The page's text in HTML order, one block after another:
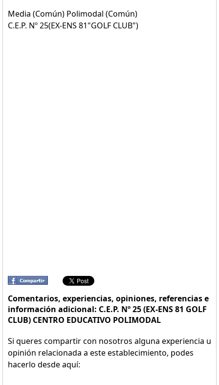
Media (Común) Polimodal (Común)
C.E.P. Nº 25(EX-ENS 81"GOLF CLUB")
Comentarios, experiencias, opiniones, referencias e
información adicional: C.E.P. Nº 25 (EX-ENS 81 GOLF
CLUB) CENTRO EDUCATIVO POLIMODAL
Si queres compartir con nosotros alguna experiencia u
opinión relacionada a este establecimiento, podes
hacerlo desde aquí: